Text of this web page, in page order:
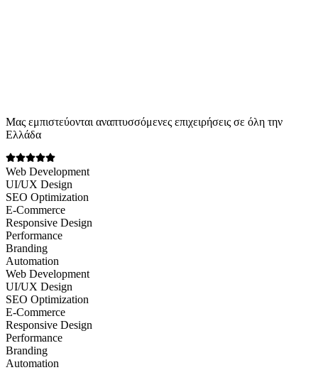
Μας εμπιστεύονται αναπτυσσόμενες επιχειρήσεις σε όλη την
Ελλάδα
Web Development
UI/UX Design
SEO Optimization
E-Commerce
Responsive Design
Performance
Branding
Automation
Web Development
UI/UX Design
SEO Optimization
E-Commerce
Responsive Design
Performance
Branding
Automation